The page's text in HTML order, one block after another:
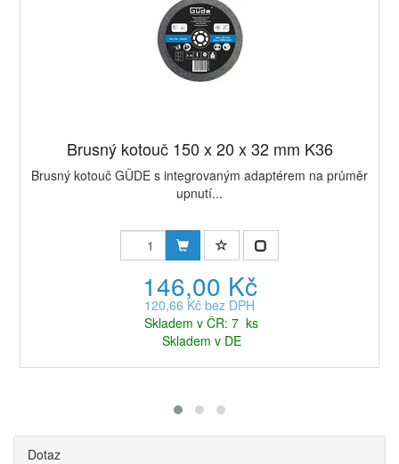
Brusný kotouč 150 x 20 x 32 mm K36
Brusný kotouč GÜDE s integrovaným adaptérem na průměr
upnutí...
146,00 Kč
120,66 Kč bez DPH
Skladem v ČR: 7 ks
Skladem v DE
Dotaz